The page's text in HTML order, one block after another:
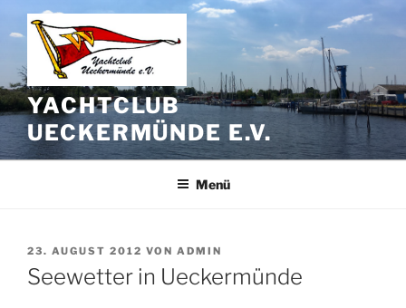
Zum
Inhalt
springen
YACHTCLUB
UECKERMÜNDE E.V.
Menü
VERÖFFENTLICHT
AM
23. AUGUST 2012 VON ADMIN
Seewetter in Ueckermünde